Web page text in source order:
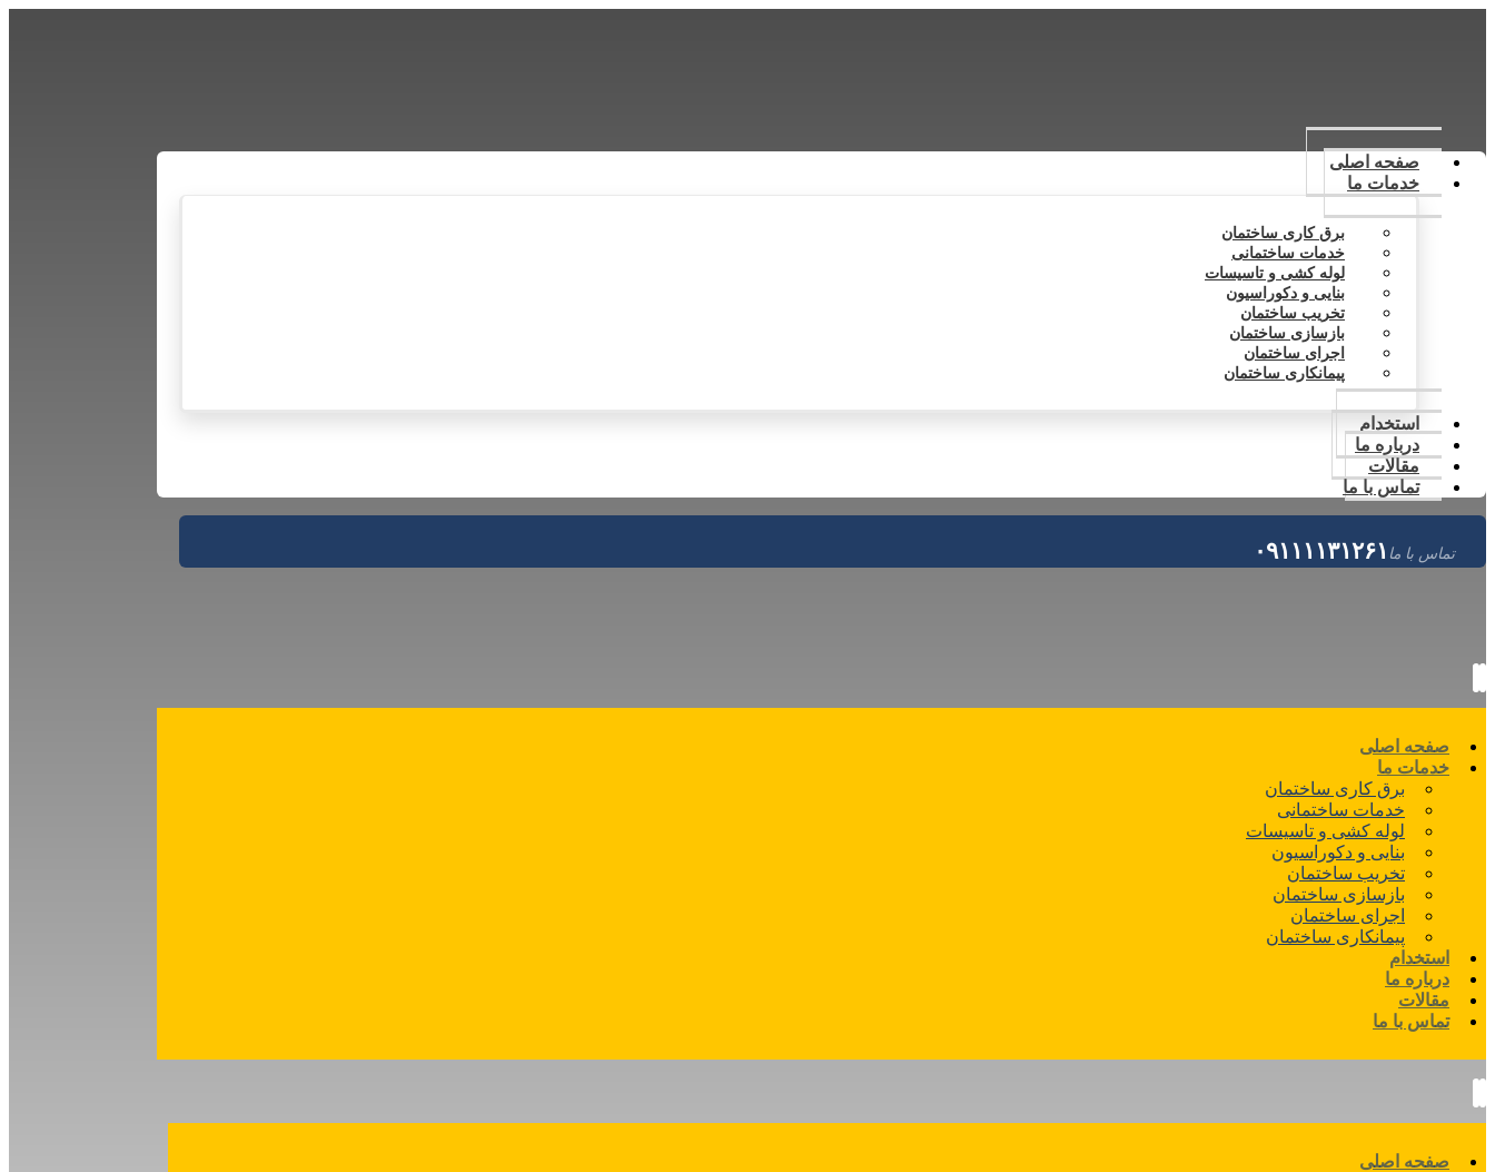
صفحه اصلی
خدمات ما
برق کاری ساختمان
خدمات ساختمانی
لوله کشی و تاسیسات
بنایی و دکوراسیون
تخریب ساختمان
بازسازی ساختمان
اجرای ساختمان
پیمانکاری ساختمان
استخدام
درباره ما
مقالات
تماس با ما
تماس با ما ۰۹۱۱۱۱۳۱۲۶۱
صفحه اصلی
خدمات ما
برق کاری ساختمان
خدمات ساختمانی
لوله کشی و تاسیسات
بنایی و دکوراسیون
تخریب ساختمان
بازسازی ساختمان
اجرای ساختمان
پیمانکاری ساختمان
استخدام
درباره ما
مقالات
تماس با ما
صفحه اصلی